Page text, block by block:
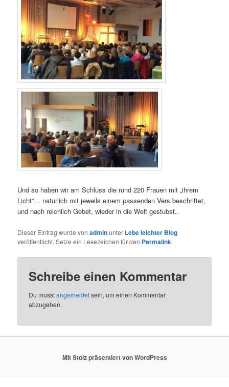
Und so haben wir am Schluss die rund 220 Frauen mit „ihrem
Licht“… natürlich mit jeweils einem passenden Vers beschriftet,
und nach reichlich Gebet, wieder in die Welt gestubst..
Dieser Eintrag wurde vonadminunter Lebe leichter Blog
veröffentlicht. Setze ein Lesezeichen für den Permalink.
Schreibe einen Kommentar
Du musstangemeldetsein, um einen Kommentar
abzugeben.
Mit Stolz präsentiert von WordPress